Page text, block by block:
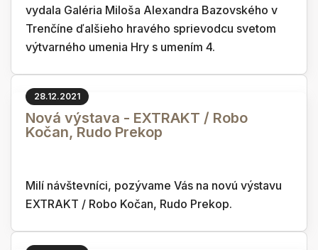
vydala Galéria Miloša Alexandra Bazovského v
Trenčíne ďalšieho hravého sprievodcu svetom
výtvarného umenia Hry s umením 4.
28.12.2021
Nová výstava - EXTRAKT / Robo
Kočan, Rudo Prekop
Milí návštevníci, pozývame Vás na novú výstavu
EXTRAKT / Robo Kočan, Rudo Prekop.